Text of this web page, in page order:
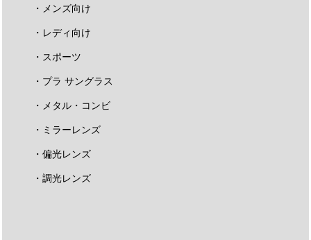
・メンズ向け
・レディ向け
・スポーツ
・プラ サングラス
・メタル・コンビ
・ミラーレンズ
・偏光レンズ
・調光レンズ